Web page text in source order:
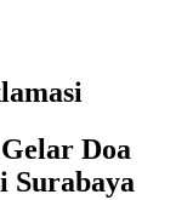
Doa
Surabaya